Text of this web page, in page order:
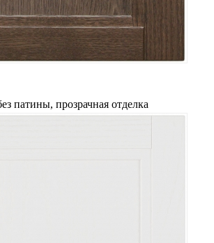
патины, прозрачная отделка